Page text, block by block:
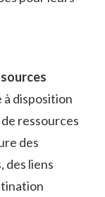
disposition
ressources
des
des liens